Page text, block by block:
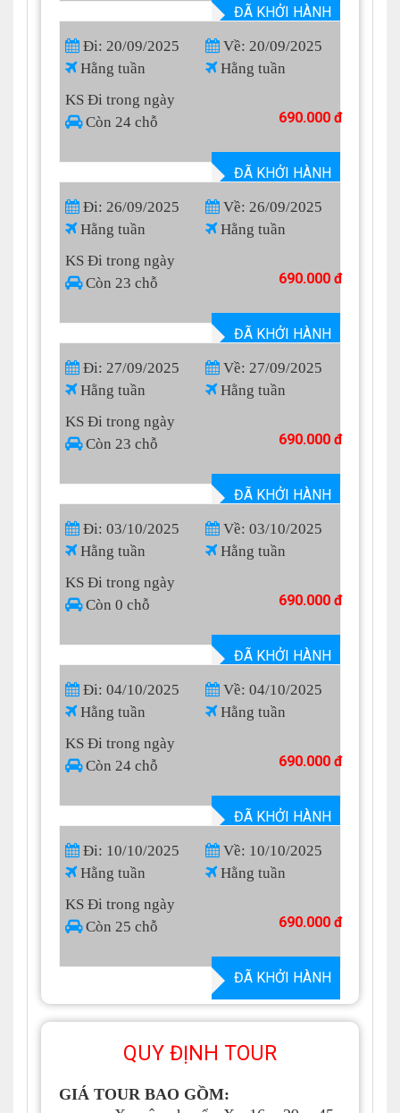
ĐÃ KHỞI HÀNH
Đi: 20/09/2025
Hằng tuần
Về: 20/09/2025
Hằng tuần
KS Đi trong ngày
Còn 24 chỗ
690.000 đ
ĐÃ KHỞI HÀNH
Đi: 26/09/2025
Hằng tuần
Về: 26/09/2025
Hằng tuần
KS Đi trong ngày
Còn 23 chỗ
690.000 đ
ĐÃ KHỞI HÀNH
Đi: 27/09/2025
Hằng tuần
Về: 27/09/2025
Hằng tuần
KS Đi trong ngày
Còn 23 chỗ
690.000 đ
ĐÃ KHỞI HÀNH
Đi: 03/10/2025
Hằng tuần
Về: 03/10/2025
Hằng tuần
KS Đi trong ngày
Còn 0 chỗ
690.000 đ
ĐÃ KHỞI HÀNH
Đi: 04/10/2025
Hằng tuần
Về: 04/10/2025
Hằng tuần
KS Đi trong ngày
Còn 24 chỗ
690.000 đ
ĐÃ KHỞI HÀNH
Đi: 10/10/2025
Hằng tuần
Về: 10/10/2025
Hằng tuần
KS Đi trong ngày
Còn 25 chỗ
690.000 đ
ĐÃ KHỞI HÀNH
QUY ĐỊNH TOUR
GIÁ TOUR BAO GỒM: